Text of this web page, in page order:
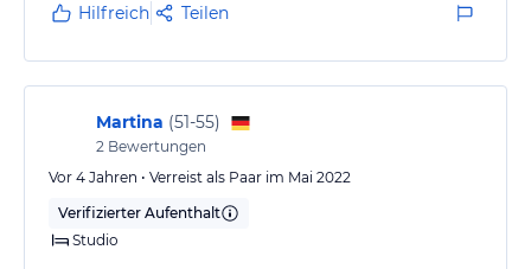
Hilfreich Teilen
Martina (51-55)
2 Bewertungen
Vor 4 Jahren • Verreist als Paar im Mai 2022
Verifizierter Aufenthalt
Studio